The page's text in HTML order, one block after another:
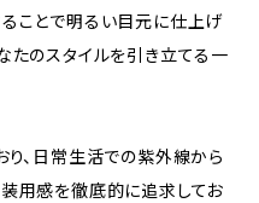
ことで明るい目元に仕上げ
たのスタイルを引き立てる一
り、日常生活での紫外線から
装用感を徹底的に追求してお